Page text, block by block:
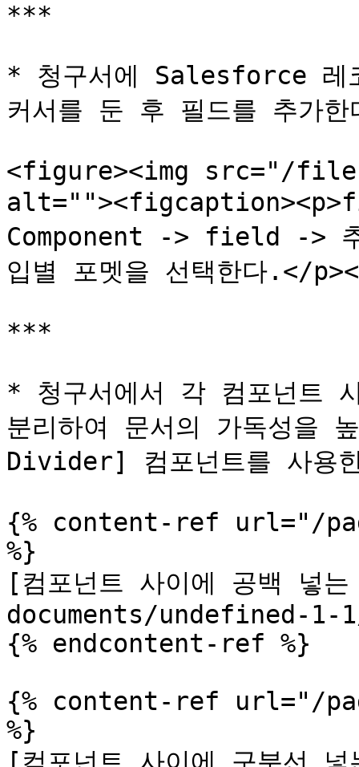
***
* 청구서에 Salesforce 레
커서를 둔 후 필드를 추가
<figure><img src="/
Component -> field ->
입별 포멧을 선택한다.</
***
* 청구서에서 각 컴포넌트
분리하여 문서의 가독성을
Divider] 컴포넌트를 사용
{% content-ref url="/
%}
[컴포넌트 사이에 공백
documents/undefined-1-
{% endcontent-ref %}
{% content-ref url="/
%}